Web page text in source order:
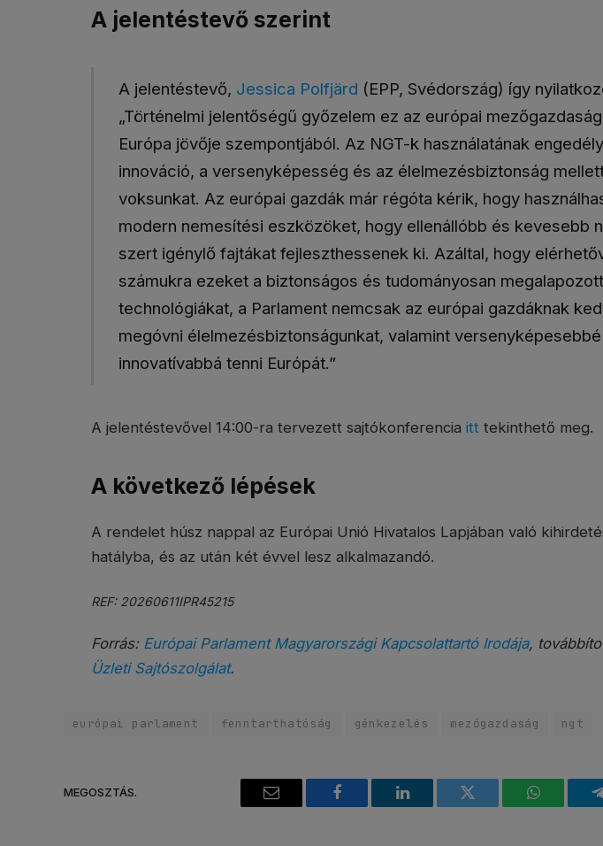
A jelentéstevő szerint
A jelentéstevő, Jessica Polfjärd (EPP, Svédország) így
„Történelmi jelentőségű győzelem ez az európai
Európa jövője szempontjából. Az NGT-k használatának
innováció, a versenyképesség és az élelmezésbiztonság
voksunkat. Az európai gazdák már régóta kérik, hogy
modern nemesítési eszközöket, hogy ellenállóbb és kevesebb
szert igénylő fajtákat fejleszthessenek ki. Azáltal, hogy
számukra ezeket a biztonságos és tudományosan
technológiákat, a Parlament nemcsak az európai gazdáknak
megóvni élelmezésbiztonságunkat, valamint
innovatívabbá tenni Európát.”
A jelentéstevővel 14:00-ra tervezett sajtókonferencia itt tekinthető meg.
A következő lépések
A rendelet húsz nappal az Európai Unió Hivatalos Lapjában való
hatályba, és az után két évvel lesz alkalmazandó.
REF: 20260611IPR45215
Forrás: Európai Parlament Magyarországi Kapcsolattartó Irodája,
Üzleti Sajtószolgálat.
európai parlament fenntarthatóság génkezelés mezőgazdaság ngt
MEGOSZTÁS.
Email Facebook LinkedIn Twitter WhatsApp